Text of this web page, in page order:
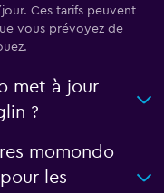
Ces tarifs peuvent
vous prévoyez de
met à jour
?
momondo
les